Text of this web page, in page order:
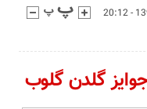
گلدن گلوب